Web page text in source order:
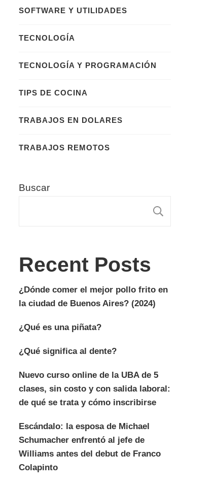
SOFTWARE Y UTILIDADES
TECNOLOGÍA
TECNOLOGÍA Y PROGRAMACIÓN
TIPS DE COCINA
TRABAJOS EN DOLARES
TRABAJOS REMOTOS
Buscar
Recent Posts
¿Dónde comer el mejor pollo frito en
la ciudad de Buenos Aires? (2024)
¿Qué es una piñata?
¿Qué significa al dente?
Nuevo curso online de la UBA de 5
clases, sin costo y con salida laboral:
de qué se trata y cómo inscribirse
Escándalo: la esposa de Michael
Schumacher enfrentó al jefe de
Williams antes del debut de Franco
Colapinto